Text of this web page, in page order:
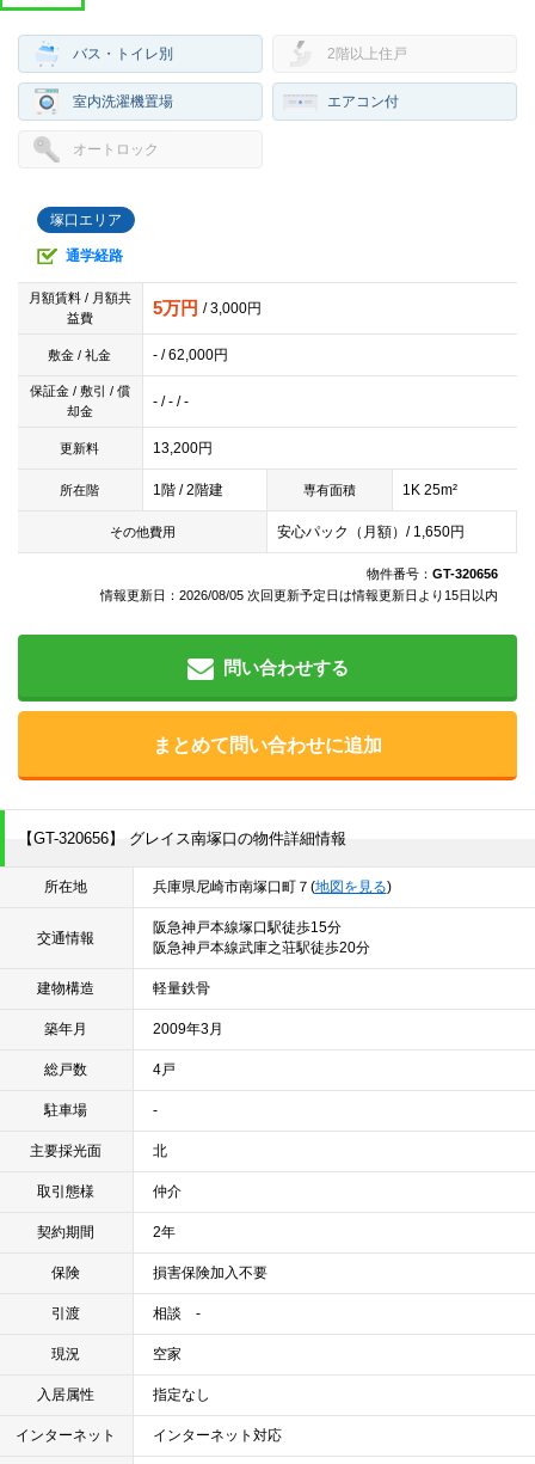
バス・トイレ別 2階以上住戸
室内洗濯機置場 エアコン付
オートロック
塚口エリア
通学経路
月額賃料 / 月額共
益費
5万円 / 3,000円
敷金 / 礼金 - / 62,000円
保証金 / 敷引 / 償
却金
- / - / -
更新料 13,200円
所在階 1階 / 2階建 専有面積 1K 25m²
その他費用 安心パック（月額）/ 1,650円
物件番号： GT-320656
情報更新日：2026/08/05 次回更新予定日は情報更新日より15日以内
問い合わせする
まとめて問い合わせに追加
【GT-320656】 グレイス南塚口の物件詳細情報
所在地 兵庫県尼崎市南塚口町７(地図を見る)
交通情報
阪急神戸本線塚口駅徒歩15分
阪急神戸本線武庫之荘駅徒歩20分
建物構造 軽量鉄骨
築年月 2009年3月
総戸数 4戸
駐車場 -
主要採光面 北
取引態様 仲介
契約期間 2年
保険 損害保険加入不要
引渡 相談 -
現況 空家
入居属性 指定なし
インターネット インターネット対応